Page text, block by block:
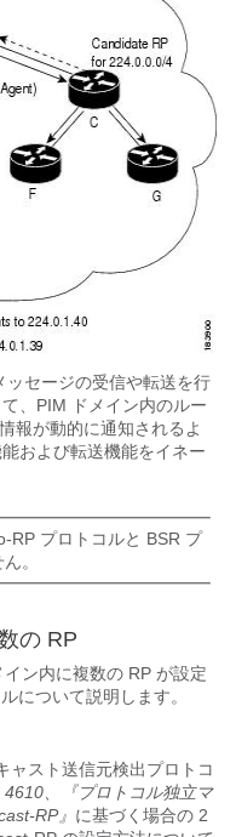
セージの受信や転送を行
、PIM ドメイン内のルー
報が動的に通知されるよ
および転送機能をイネー
RP プロトコルと BSR プ
。
の RP
ン内に複数の RP が設定
について説明します。
ャスト送信元検出プロトコ
4610、『プロトコル独立マ
RP』 に基づく場合の 2